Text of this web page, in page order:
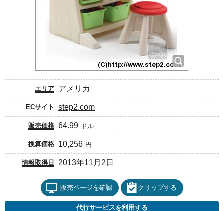
エリア アメリカ
ECサイト step2.com
販売価格 64.99 ドル
換算価格 10,256 円
情報取得日 2013年11月2日
販売ページを確認 クリップする
代行サービスを利用する